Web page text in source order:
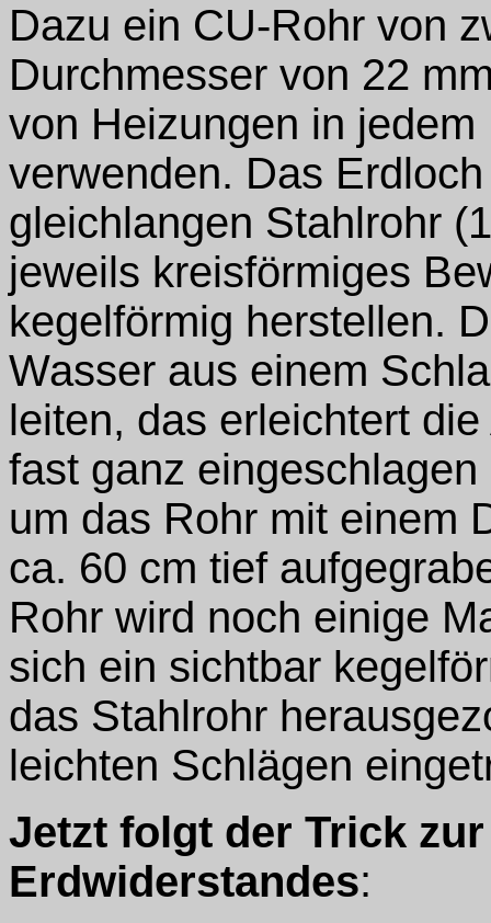
Dazu ein CU-Rohr von
Durchmesser von 22
von Heizungen in
verwenden. Das
gleichlangen Stahlrohr
jeweils kreisförmiges
kegelförmig herstellen.
Wasser aus einem
leiten, das erleichtert
fast ganz
um das Rohr mit einem
ca. 60 cm tief
Rohr wird noch einige
sich ein sichtbar
das Stahlrohr
leichten Schlägen
Jetzt folgt der Trick
Erdwiderstandes: